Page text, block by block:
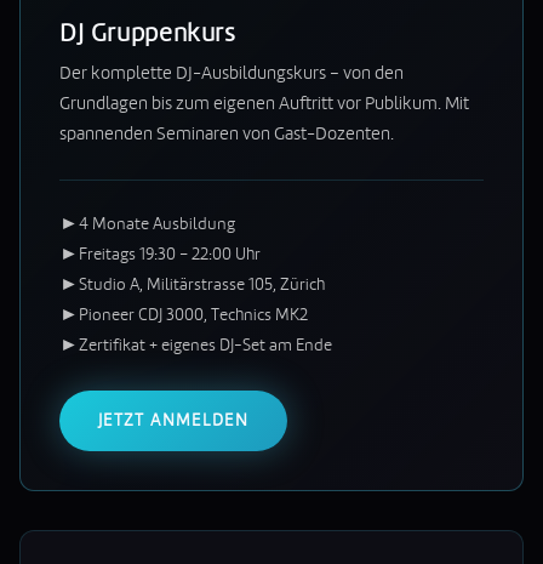
DJ Gruppenkurs
Der komplette DJ-Ausbildungskurs – von den
Grundlagen bis zum eigenen Auftritt vor Publikum. Mit
spannenden Seminaren von Gast-Dozenten.
► 4 Monate Ausbildung
► Freitags 19:30 – 22:00 Uhr
► Studio A, Militärstrasse 105, Zürich
► Pioneer CDJ 3000, Technics MK2
► Zertifikat + eigenes DJ-Set am Ende
JETZT ANMELDEN